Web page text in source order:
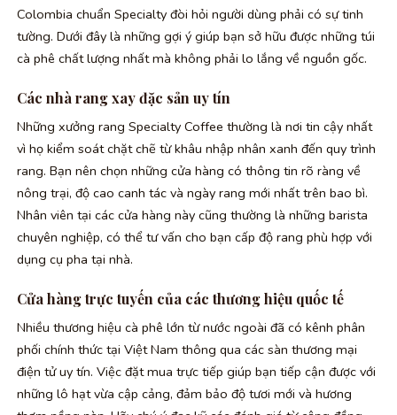
Colombia chuẩn Specialty đòi hỏi người dùng phải có sự tinh
tường. Dưới đây là những gợi ý giúp bạn sở hữu được những túi
cà phê chất lượng nhất mà không phải lo lắng về nguồn gốc.
Các nhà rang xay đặc sản uy tín
Những xưởng rang Specialty Coffee thường là nơi tin cậy nhất
vì họ kiểm soát chặt chẽ từ khâu nhập nhân xanh đến quy trình
rang. Bạn nên chọn những cửa hàng có thông tin rõ ràng về
nông trại, độ cao canh tác và ngày rang mới nhất trên bao bì.
Nhân viên tại các cửa hàng này cũng thường là những barista
chuyên nghiệp, có thể tư vấn cho bạn cấp độ rang phù hợp với
dụng cụ pha tại nhà.
Cửa hàng trực tuyến của các thương hiệu quốc tế
Nhiều thương hiệu cà phê lớn từ nước ngoài đã có kênh phân
phối chính thức tại Việt Nam thông qua các sàn thương mại
điện tử uy tín. Việc đặt mua trực tiếp giúp bạn tiếp cận được với
những lô hạt vừa cập cảng, đảm bảo độ tươi mới và hương